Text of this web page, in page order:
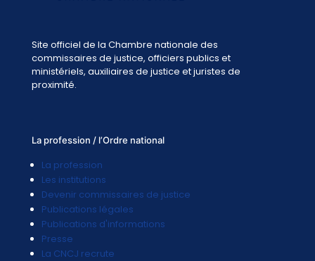
Site officiel de la Chambre nationale des
commissaires de justice, officiers publics et
ministériels, auxiliaires de justice et juristes de
proximité.
La profession / l’Ordre national
La profession
Les institutions
Devenir commissaires de justice
Publications légales
Publications d'informations
Presse
La CNCJ recrute